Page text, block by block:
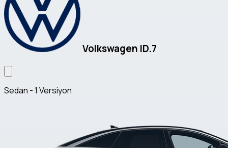
Volkswagen ID.7
Sedan - 1 Versiyon